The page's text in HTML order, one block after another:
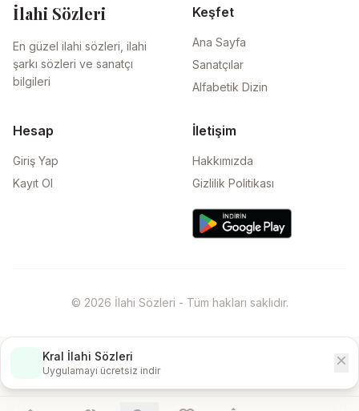
İlahi Sözleri
En güzel ilahi sözleri, ilahi
şarkı sözleri ve sanatçı
bilgileri
Keşfet
Ana Sayfa
Sanatçılar
Alfabetik Dizin
Hesap
Giriş Yap
Kayıt Ol
İletişim
Hakkımızda
Gizlilik Politikası
© 2026 İlahi Sözleri - Tüm hakları saklıdır.
Kral İlahi Sözleri
Uygulamayı ücretsiz indir
close